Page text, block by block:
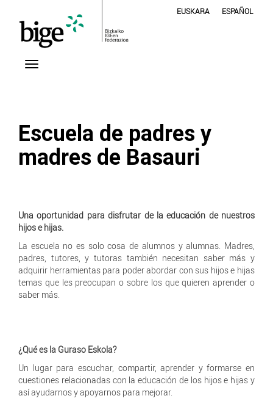
EUSKARA ESPAÑOL
Escuela de padres y
madres de Basauri
Una oportunidad para disfrutar de la educación de nuestros
hijos e hijas.
La escuela no es solo cosa de alumnos y alumnas. Madres,
padres, tutores, y tutoras también necesitan saber más y
adquirir herramientas para poder abordar con sus hijos e hijas
temas que les preocupan o sobre los que quieren aprender o
saber más.
¿Qué es la Guraso Eskola?
Un lugar para escuchar, compartir, aprender y formarse en
cuestiones relacionadas con la educación de los hijos e hijas y
así ayudarnos y apoyarnos para mejorar.